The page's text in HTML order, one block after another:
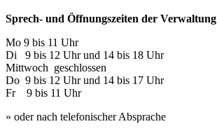
Sprech- und Öffnungszeiten der Verwaltung
Mo 9 bis 11 Uhr
Di 9 bis 12 Uhr und 14 bis 18 Uhr
Mittwoch geschlossen
Do 9 bis 12 Uhr und 14 bis 17 Uhr
Fr 9 bis 11 Uhr
» oder nach telefonischer Absprache